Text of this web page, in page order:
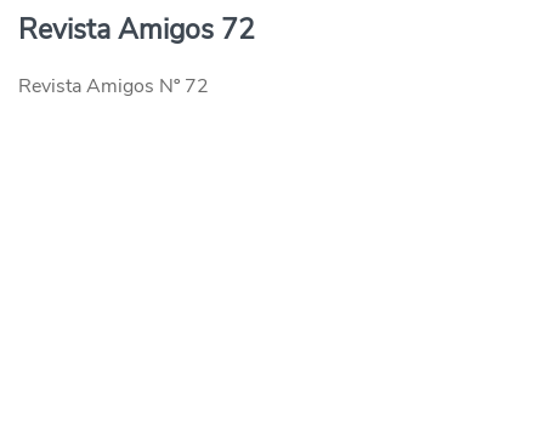
Revista Amigos 72
Revista Amigos Nº 72